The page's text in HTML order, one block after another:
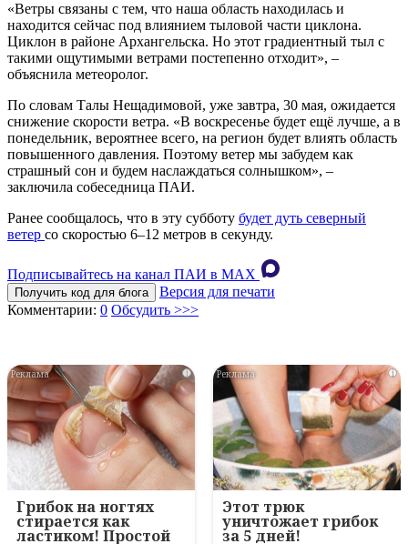
«Ветры связаны с тем, что наша область находилась и
находится сейчас под влиянием тыловой части циклона.
Циклон в районе Архангельска. Но этот градиентный тыл с
такими ощутимыми ветрами постепенно отходит», –
объяснила метеоролог.
По словам Талы Нещадимовой, уже завтра, 30 мая, ожидается
снижение скорости ветра. «В воскресенье будет ещё лучше, а в
понедельник, вероятнее всего, на регион будет влиять область
повышенного давления. Поэтому ветер мы забудем как
страшный сон и будем наслаждаться солнышком», –
заключила собеседница ПАИ.
Ранее сообщалось, что в эту субботу будет дуть северный
ветер со скоростью 6–12 метров в секунду.
Подписывайтесь на канал ПАИ в MAХ
Получить код для блога
Версия для печати
Комментарии: 0 Обсудить >>>
i
Грибок на ногтях
стирается как
ластиком! Простой
i
Этот трюк
уничтожает грибок
за 5 дней!